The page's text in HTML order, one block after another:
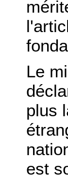
Le
plus
est